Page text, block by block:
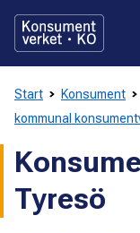
direkt
innehållet
Start Konsument
kommunal
Tyresö